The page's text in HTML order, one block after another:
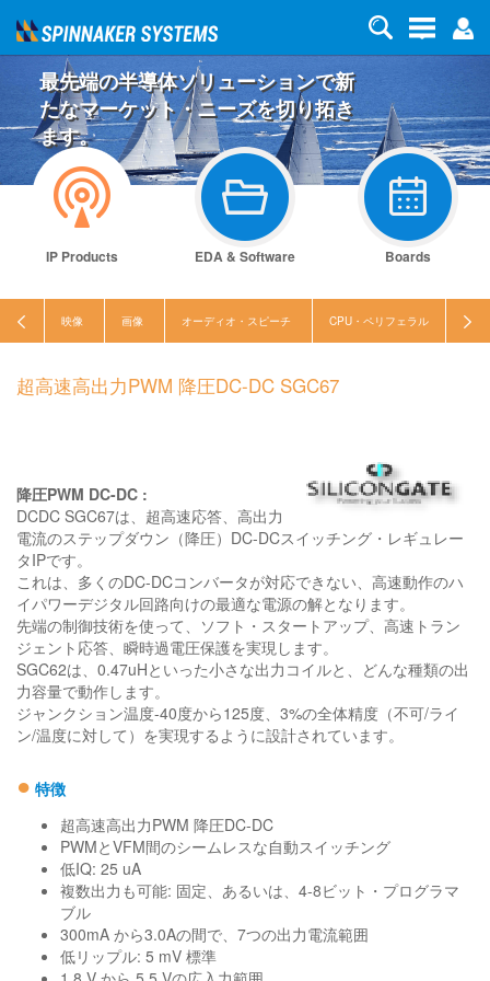
最先端の半導体ソリューションで新
たなマーケット・ニーズを切り拓き
ます。
IP Products EDA & Software Boards
映像 画像 オーディオ・スピーチ CPU・ペリフェラル セ
超高速高出力PWM 降圧DC-DC SGC67
降圧PWM DC-DC :
DCDC SGC67は、超高速応答、高出力
電流のステップダウン（降圧）DC-DCスイッチング・レギュレー
タIPです。
これは、多くのDC-DCコンバータが対応できない、高速動作のハ
イパワーデジタル回路向けの最適な電源の解となります。
先端の制御技術を使って、ソフト・スタートアップ、高速トラン
ジェント応答、瞬時過電圧保護を実現します。
SGC62は、0.47uHといった小さな出力コイルと、どんな種類の出
力容量で動作します。
ジャンクション温度-40度から125度、3%の全体精度（不可/ライ
ン/温度に対して）を実現するように設計されています。
● 特徴
超高速高出力PWM 降圧DC-DC
PWMとVFM間のシームレスな自動スイッチング
低IQ: 25 uA
複数出力も可能: 固定、あるいは、4-8ビット・プログラマ
ブル
300mA から3.0Aの間で、7つの出力電流範囲
低リップル: 5 mV 標準